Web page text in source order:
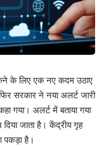
के लिए एक नए कदम उठाए
सरकार ने नया अलर्ट जारी
गया। अलर्ट में बताया गया
जाता है। केंद्रीय गृह
पकड़ा है।